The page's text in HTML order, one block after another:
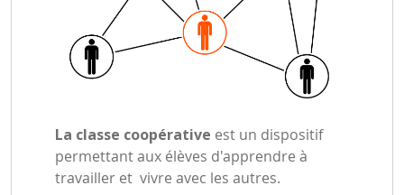
La classe coopérative est un dispositif
permettant aux élèves d'apprendre à
travailler et vivre avec les autres.